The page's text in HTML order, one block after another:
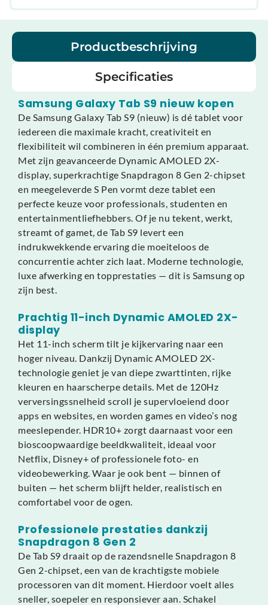
Productbeschrijving
Specificaties
Samsung Galaxy Tab S9 nieuw kopen
De Samsung Galaxy Tab S9 (nieuw) is dé tablet voor
iedereen die maximale kracht, creativiteit en
flexibiliteit wil combineren in één premium apparaat.
Met zijn geavanceerde Dynamic AMOLED 2X-
display, superkrachtige Snapdragon 8 Gen 2-chipset
en meegeleverde S Pen vormt deze tablet een
perfecte keuze voor professionals, studenten en
entertainmentliefhebbers. Of je nu tekent, werkt,
streamt of gamet, de Tab S9 levert een
indrukwekkende ervaring die moeiteloos de
concurrentie achter zich laat. Moderne technologie,
luxe afwerking en topprestaties — dit is Samsung op
zijn best.
Prachtig 11-inch Dynamic AMOLED 2X-
display
Het 11-inch scherm tilt je kijkervaring naar een
hoger niveau. Dankzij Dynamic AMOLED 2X-
technologie geniet je van diepe zwarttinten, rijke
kleuren en haarscherpe details. Met de 120Hz
verversingssnelheid scroll je supervloeiend door
apps en websites, en worden games en video’s nog
meeslepender. HDR10+ zorgt daarnaast voor een
bioscoopwaardige beeldkwaliteit, ideaal voor
Netflix, Disney+ of professionele foto- en
videobewerking. Waar je ook bent — binnen of
buiten — het scherm blijft helder, realistisch en
comfortabel voor de ogen.
Professionele prestaties dankzij
Snapdragon 8 Gen 2
De Tab S9 draait op de razendsnelle Snapdragon 8
Gen 2-chipset, een van de krachtigste mobiele
processoren van dit moment. Hierdoor voelt alles
sneller, soepeler en responsiever aan. Schakel